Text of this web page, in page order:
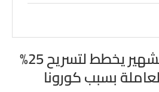
موقع بوكينج الشهير يخطط لتسريح 25%
بسبب كورونا